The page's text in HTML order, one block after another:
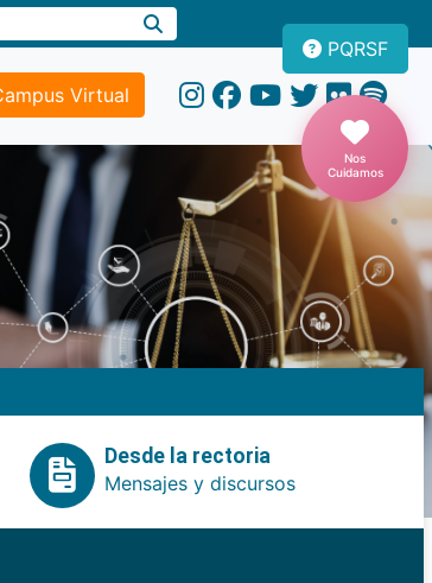
Virtual
PQRSF
Nos
Cuidamos
Desde la rectoria
Mensajes y discursos